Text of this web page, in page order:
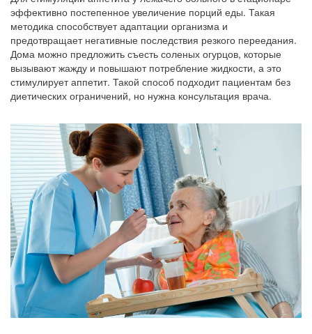
эффективно постепенное увеличение порций еды. Такая
методика способствует адаптации организма и
предотвращает негативные последствия резкого переедания.
Дома можно предложить съесть соленых огурцов, которые
вызывают жажду и повышают потребление жидкости, а это
стимулирует аппетит. Такой способ подходит пациентам без
диетических ограничений, но нужна консультация врача.